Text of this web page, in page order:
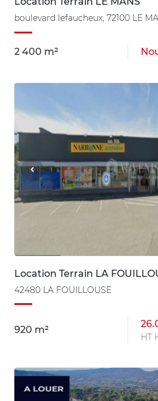
boulevard lefaucheux, 72100 LE
2 400 m²
Location Terrain LA
42480 LA FOUILLOUSE
920 m²
HT